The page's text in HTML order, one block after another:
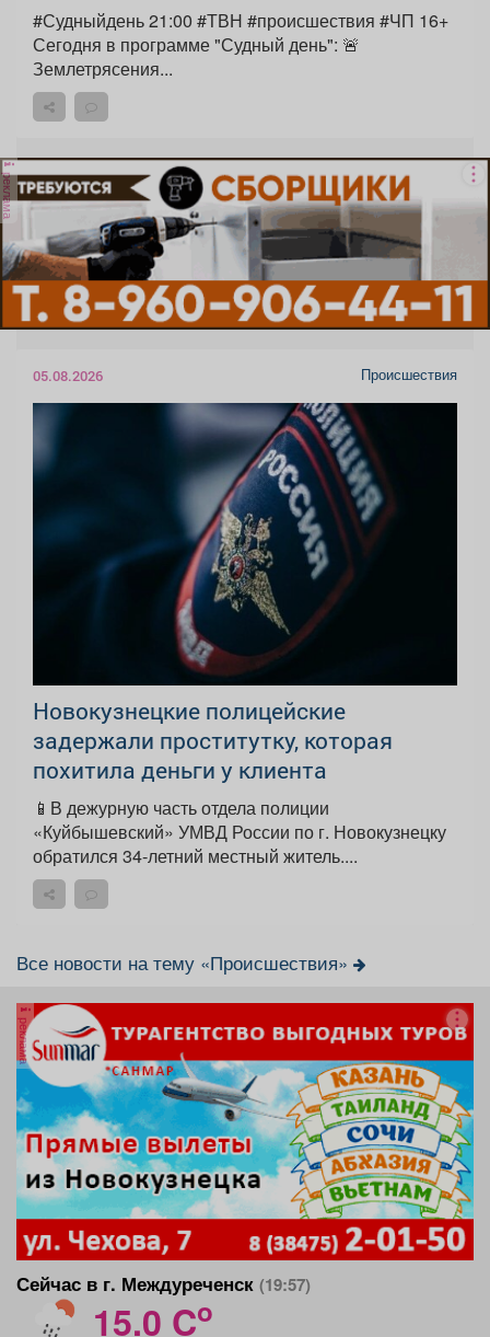
#Судныйдень 21:00 #ТВН #происшествия #ЧП 16+
Сегодня в программе "Судный день": 🚨
Землетрясения...
реклама
05.08.2026 Происшествия
Новокузнецкие полицейские
задержали проститутку, которая
похитила деньги у клиента
📱В дежурную часть отдела полиции
«Куйбышевский» УМВД России по г. Новокузнецку
обратился 34-летний местный житель....
Все новости на тему «Происшествия»
реклама
Сейчас в г. Междуреченск (19:57)
15.0 Co